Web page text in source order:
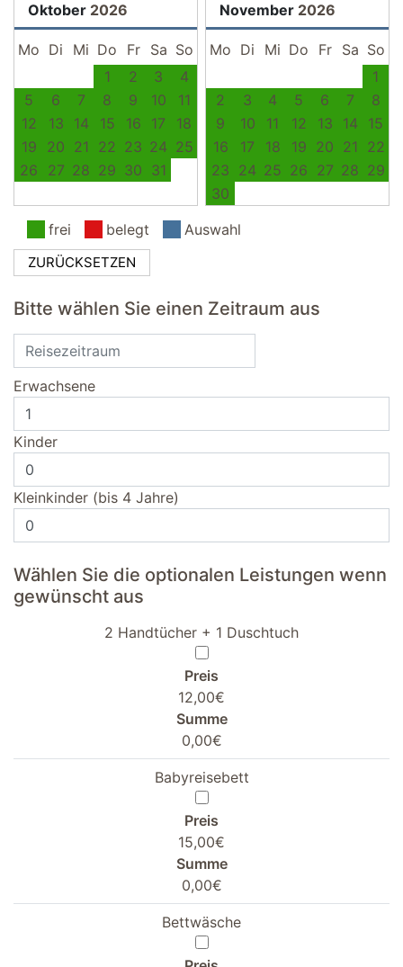
Oktober 2026
Mo Di Mi Do Fr Sa So
1
2 3
4
5
6 7 8 9 10
11
12
13 14 15 16 17
18
19
20 21 22 23 24 25
26
27 28 29 30 31
November 2026
Mo Di Mi Do Fr Sa So
1
2
3 4 5 6 7
8
9
10 11 12 13 14
15
16
17 18 19 20 21
22
23 24 25 26 27 28 29
30
frei
belegt Auswahl
ZURÜCKSETZEN
Bitte wählen Sie einen Zeitraum aus
Erwachsene
Kinder
Kleinkinder (bis 4 Jahre)
Wählen Sie die optionalen Leistungen wenn
gewünscht aus
2 Handtücher + 1 Duschtuch
Preis
12,00€
Summe
0,00€
Babyreisebett
Preis
15,00€
Summe
0,00€
Bettwäsche